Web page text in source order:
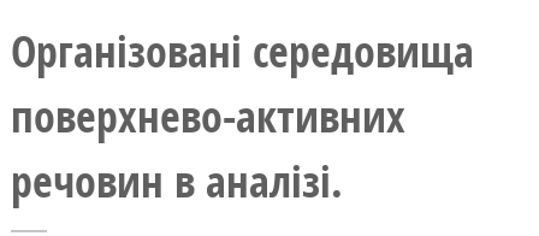
Організовані середовища
поверхнево-активних
речовин в аналізі.